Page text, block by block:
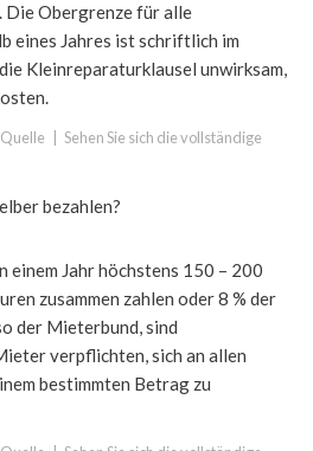
Die Obergrenze für alle
eines Jahres ist schriftlich im
Kleinreparaturklausel unwirksam,
Sehen Sie sich die vollständige
bezahlen?
einem Jahr höchstens 150 – 200
zusammen zahlen oder 8 % der
der Mieterbund, sind
verpflichten, sich an allen
bestimmten Betrag zu